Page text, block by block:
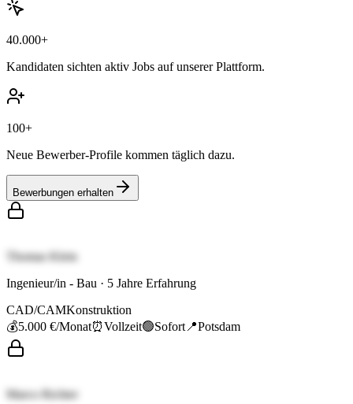
40.000+
Kandidaten sichten aktiv Jobs auf unserer Plattform.
100+
Neue Bewerber-Profile kommen täglich dazu.
Bewerbungen erhalten
Thomas Klein
Ingenieur/in - Bau · 5 Jahre Erfahrung
CAD/CAMKonstruktion
💰5.000 €/Monat⏰Vollzeit🟢Sofort 📍Potsdam
Marco Richter